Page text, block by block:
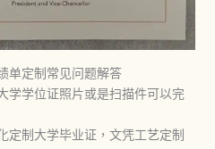
单定制常见问题解答
学学位证照片或是扫描件可以完
定制大学毕业证，文凭工艺定制